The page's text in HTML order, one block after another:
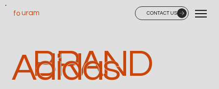
CONTACT US
uram
fo
BRAND
Adidas